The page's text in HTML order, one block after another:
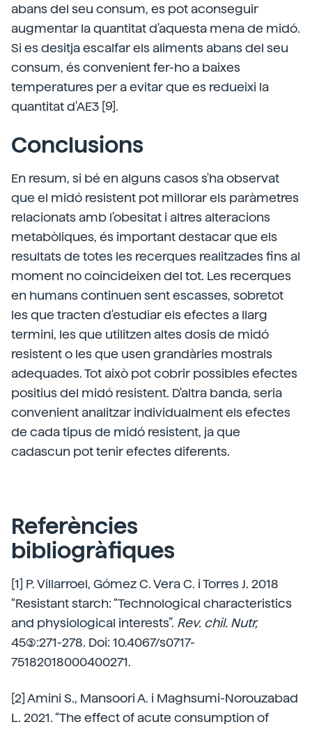
abans del seu consum, es pot aconseguir
augmentar la quantitat d'aquesta mena de midó.
Si es desitja escalfar els aliments abans del seu
consum, és convenient fer-ho a baixes
temperatures per a evitar que es redueixi la
quantitat d'AE3 [9].
Conclusions
En resum, si bé en alguns casos s'ha observat
que el midó resistent pot millorar els paràmetres
relacionats amb l'obesitat i altres alteracions
metabòliques, és important destacar que els
resultats de totes les recerques realitzades fins al
moment no coincideixen del tot. Les recerques
en humans continuen sent escasses, sobretot
les que tracten d'estudiar els efectes a llarg
termini, les que utilitzen altes dosis de midó
resistent o les que usen grandàries mostrals
adequades. Tot això pot cobrir possibles efectes
positius del midó resistent. D'altra banda, seria
convenient analitzar individualment els efectes
de cada tipus de midó resistent, ja que
cadascun pot tenir efectes diferents.
Referències
bibliogràfiques
[1] P. Villarroel, Gómez C. Vera C. i Torres J. 2018
“Resistant starch: “Technological characteristics
and physiological interests”. Rev. chil. Nutr,
45(3):271-278. Doi: 10.4067/s0717-
75182018000400271.
[2] Amini S., Mansoori A. i Maghsumi-Norouzabad
L. 2021. “The effect of acute consumption of